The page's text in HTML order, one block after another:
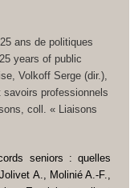
ans de politiques
years of public
Volkoff Serge (dir.),
savoirs professionnels
coll. « Liaisons
seniors : quelles
Jolivet A., Molinié A.-F.,